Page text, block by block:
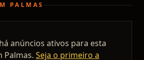
PALMAS
anúncios ativos para esta
Palmas. Seja o primeiro a